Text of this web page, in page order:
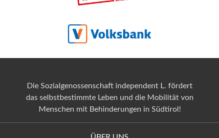
Die Sozialgenossenschaft independent L. fördert
das selbstbestimmte Leben und die Mobilität von
Menschen mit Behinderungen in Südtirol!